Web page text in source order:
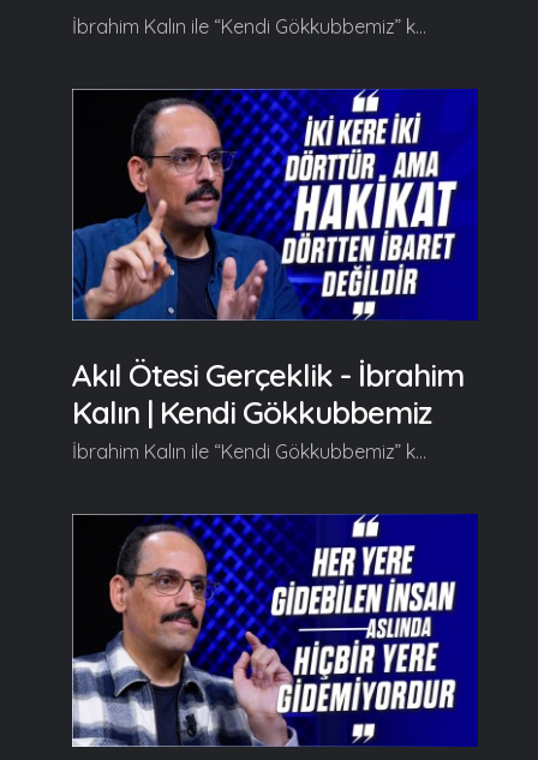
İbrahim Kalın ile “Kendi Gökkubbemiz” kendine has üslubuyla farklı ufuklara yelken açtırmaya kaldığı yerden devam ediyor. Her hafta farklı konulara değinerek izleyicilerine yeni fikir kapıları aralayan İbrahim Kalın bu bölümde "İkilik, Düalizm ve Tevhid" kavramları üzerinde duruyor. Kendi Gökkubbemiz'in yeni bölümde başlıca şunlar konuşuldu; Serdar Tuncer: Hocam hoş geldiniz. Bu bölüm, geçen bölümden yarım bıraktığımız mevzuyu sorarak başlamak isterim müsadenizle. Hani tevhidin çocuklarıyız, olmaya gayret ediyoruz ama ikilikte yakamızı hiç bırakmıyor. Akıl, kalp, zahir, batın, dünya, ahiret, fizik, metafizik filan... Fizik, bugün gelinen noktada metafiziğin varlığını ispat etmeye memur bir hale geldi demişti bir fizikçi... Bu hadiseyi nasıl okuyorsunuz? Bununla başlayalım sonrasında daha önemli bir soru soracağım... İbrahim Kalın: Hoş bulduk. İlk kısımla ilgili işaret ettiğiniz nokta son derece önemli. İkilikle düalizm arasında bir fark var. İkiliği kabul etmek ile ikiciliğe (düalizme) savrulmak arasında çok önemli bir fark var. İslam düşünce geleneği ikiliğin hakikatini kabul eder; zahir batın, gece gündüz, sıcak soğuk, akıl kalp... Ama düalizm bu iki hakikati eşit varlık seviyesine getirerek bunların sürekli bir kavga yahut bir tahakküm ilişkisi içerisinde olduğunu iddia eder. Halbuki tevhid, ikilikleri aşarak teke, tek varlığa, vahdete ulaşmaktır. Dolayısıyla sıcağın soğuğun ötesinde dengeye ulaşmaktır, gecenin gündüzün ötesinde gündüze ulaşmaktır, güne ulaşmaktır, hakikate ulaşmaktır... İyilik kötülük vardır, iyi de vardır kötü de vardır ama nihayi olarak amaç iyiye gitmektir çünkü... Devamı videoda... Gelin, Beraber Yürüyelim...
Akıl Ötesi Gerçeklik - İbrahim
Kalın | Kendi Gökkubbemiz
İbrahim Kalın ile “Kendi Gökkubbemiz” kendine has üslubuyla farklı ufuklara yelken açtırmaya kaldığı yerden devam ediyor. Her hafta farklı konulara değinerek izleyicilerine yeni fikir kapıları aralayan İbrahim Kalın bu bölümde "Varolmak ve Bulmak" kavramları üzerinde duruyor. Kendi Gökkubbemiz'in yeni bölümde başlıca şunlar konuşuldu; Serdar Tuncer: Hocam hoş geldiniz, safalar getirdiniz. İbrahim Kalın: Hoş bulduk, sağolun. Serdar Tuncer: Geçen programı izleyenler Flanör olmak üzerine söyleştiğimizi fark edecekler, bilecekler. Orada bahsi geçen bir mevzu vardı beni etkiledi. Müsadenizle oradan devam edelim... Fotoğraf kendini bazen verir, bana verilmiştir dediniz. İnsan bazen kendisi çeker bazen de bir fotoğraf lütfedilir. Bu sadece fotoğrafta değil hayatın her sahasında... Geçen Ramazan Sadeddin Ökten hocayla konuşuyoruz, dedi ki; Nevâfil ile tanıştım. Nevâfilin ne olduğunu bilmeyen bir zat değildi, nevâfili olan da bir zattı ama tanıştı... Bizim tanışıklığımız sokakta geçerken merhabalaşmak gibi ama hocanın ifadesinden anladım ki nevâfil gelmiş eve misafir olmuş... Benim almamla onun bana verilmesi, benim aramamla onun bana buldurulması. Aradaki fark ne? İbrahim Kalın: Var olmak bulmaktır. Bir şeyin var olması demek onun bulunması demektir. Hoş bulduk diyoruz ya... Hoş geldiniz, hoş bulduk. Türkçe'deki en leziz, en nefis kelimelerden birisidir. Hoş geldiniz ve cevap olarak siz diyorsunuz ki hoş bulduk... Neyi bulduk? İnsanı bulduk, güler yüzü bulduk, bir hâli bulduk, bir mekanı bulduk dimi... Bulmanın kendisi o kadar varoluşsal bir eylemdir ki sadece basit bir hoş bulduk kelimesinin içinden çok varoluşsal bir eylemi gizlemiş bizim dilimiz. Açtığınız zaman olmak, bulmak, varolmak hepsi birlikte karşınıza çıkıveriyor, arz-ı endam ediyor... Bunu niye söylüyorum? Büyük sanat eserleri, büyük manevi haller, büyük ilmi keşifler, fikir, düşünce dünyasının büyük keşifleri böyle bir bulma sürecini ifade eder. Tabi ki arayan sanatkar, düşünür, kişi arıyor, onu ortaya çıkartmak için bir çaba ortaya koyuyor ama neticede ortaya çıkan şey sadece benim oturup kendi zihnimde, kendi elimle, elimdeki malzeme ile yapıp icad ettiğim bir şey değil tam tersine benim aradaki perdeleri kaldırarak kendi ruhumdaki duyguyu, ışığı, fikri, niyeti katarak beraber inşa ettiğim bir şey. İcat kelimesi de vücutla aynı kökten geliyor zaten... Devamı videoda... Gelin, Beraber Yürüyelim...